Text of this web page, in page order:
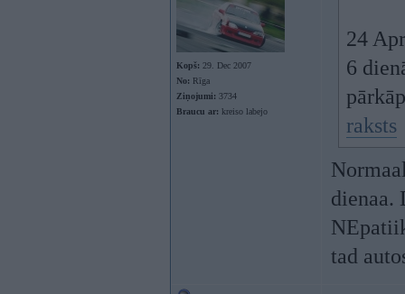
Kopš: 29. Dec 2007
No: Rīga
Ziņojumi: 3734
Braucu ar: kreiso labejo
24
6
raksts
tad